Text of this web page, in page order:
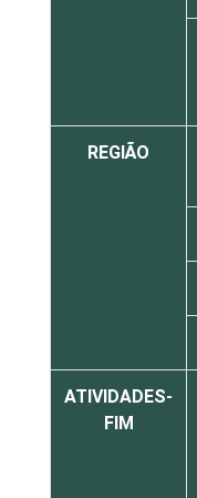
REGIÃO
ATIVIDADES-
FIM